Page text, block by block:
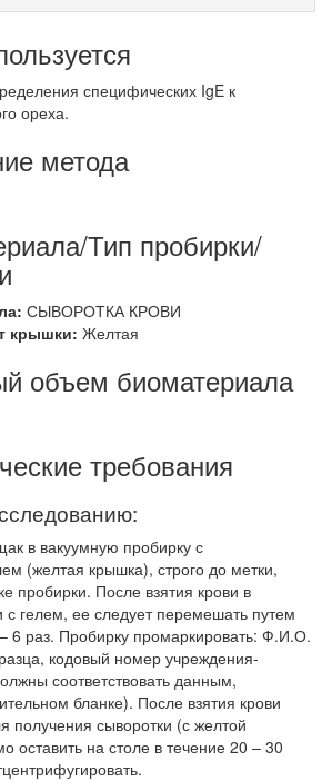
специфических IgE к
ореха.
метода
Тип пробирки/
СЫВОРОТКА КРОВИ
крышки: Желтая
объем биоматериала
требования
в вакуумную пробирку с
(желтая крышка), строго до метки,
пробирки. После взятия крови в
с гелем, ее следует перемешать путем
6 раз. Пробирку промаркировать: Ф.И.О.
кодовый номер учреждения-
соответствовать данным,
бланке). После взятия крови
получения сыворотки (с желтой
оставить на столе в течение 20 – 30